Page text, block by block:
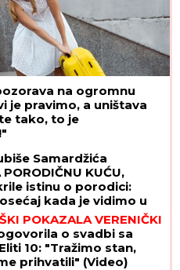
na ogromnu
je pravimo, a uništava
tako, to je
Samardžića
KUĆU,
istinu o porodici:
kada je vidimo u
POKAZALA VERENIČKI
o svadbi sa
10: "Tražimo stan,
prihvatili" (Video)